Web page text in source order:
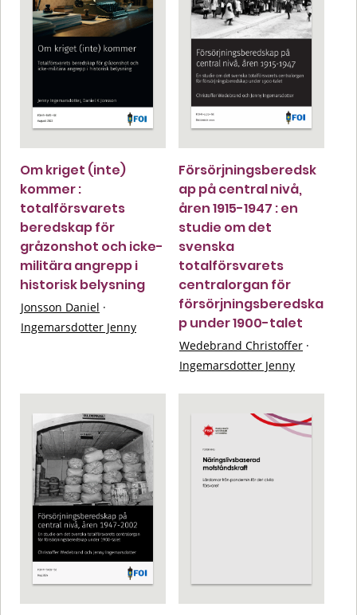
Om kriget (inte)
kommer :
totalförsvarets
beredskap för
gråzonshot och icke-
militära angrepp i
historisk belysning
Jonsson Daniel ·
Ingemarsdotter Jenny
Försörjningsberedsk
ap på central nivå,
åren 1915-1947 : en
studie om det
svenska
totalförsvarets
centralorgan för
försörjningsberedska
p under 1900-talet
Wedebrand Christoffer ·
Ingemarsdotter Jenny